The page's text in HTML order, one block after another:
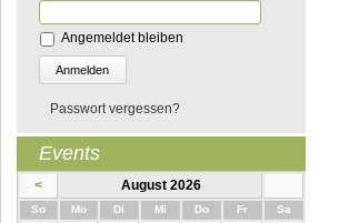
Angemeldet bleiben
Passwort vergessen?
Events
< August 2026
SonntagMontag Di enstagMittwochDonnerstag
Freitag Samstag